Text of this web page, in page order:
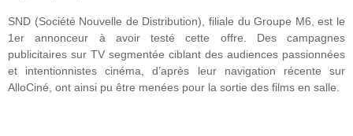
SND (Société Nouvelle de Distribution), filiale du Groupe M6, est le
1er annonceur à avoir testé cette offre. Des campagnes
publicitaires sur TV segmentée ciblant des audiences passionnées
et intentionnistes cinéma, d’après leur navigation récente sur
AlloCiné, ont ainsi pu être menées pour la sortie des films en salle.